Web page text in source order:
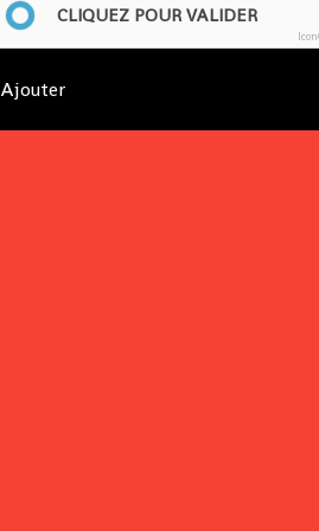
CLIQUEZ POUR VALIDER
Ajouter